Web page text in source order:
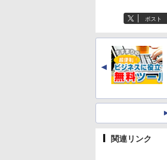
ポスト
▲
関連リンク